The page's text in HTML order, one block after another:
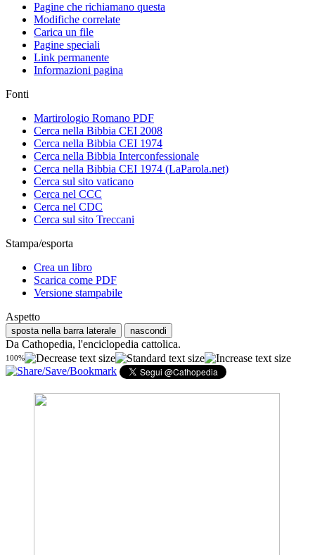
Pagine che richiamano questa
Modifiche correlate
Carica un file
Pagine speciali
Link permanente
Informazioni pagina
Fonti
Martirologio Romano PDF
Cerca nella Bibbia CEI 2008
Cerca nella Bibbia CEI 1974
Cerca nella Bibbia Interconfessionale
Cerca nella Bibbia CEI 1974 (LaParola.net)
Cerca sul sito vaticano
Cerca nel CCC
Cerca nel CDC
Cerca sul sito Treccani
Stampa/esporta
Crea un libro
Scarica come PDF
Versione stampabile
Aspetto
sposta nella barra laterale nascondi
Da Cathopedia, l'enciclopedia cattolica.
100%